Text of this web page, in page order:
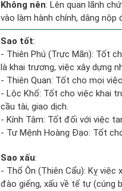
Không nên: Lên quan lãnh
vào làm hành chính, dâng nộp
Sao tốt:
- Thiên Phú (Trực Mãn): Tốt
là khai trương, việc xây dựng
- Thiên Quan: Tốt cho mọi
- Lộc Khố: Tốt cho việc khai
cầu tài, giao dịch.
- Kính Tâm: Tốt đối với việc
- Tư Mệnh Hoàng Đạo: Tốt
Sao xấu:
- Thổ Ôn (Thiên Cẩu): Kỵ việc
đào giếng, xấu về tế tự (cúng